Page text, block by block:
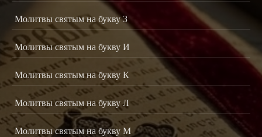
Молитвы святым на букву З
Молитвы святым на букву И
Молитвы святым на букву К
Молитвы святым на букву Л
Молитвы святым на букву М